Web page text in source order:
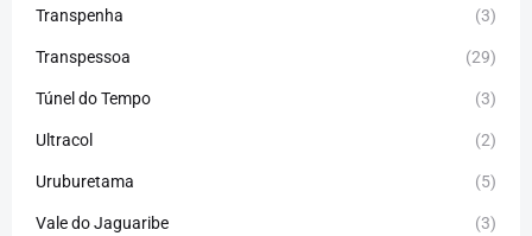
Transpenha (3)
Transpessoa (29)
Túnel do Tempo (3)
Ultracol (2)
Uruburetama (5)
Vale do Jaguaribe (3)